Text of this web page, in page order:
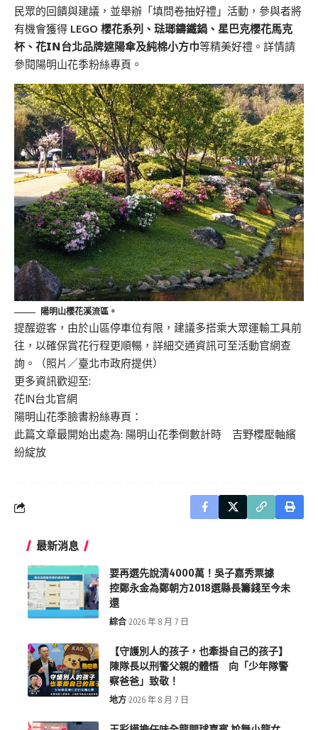
民眾的回饋與建議，並舉辦「填問卷抽好禮」活動，參與者將
有機會獲得 LEGO 櫻花系列、琺瑯鑄鐵鍋、星巴克櫻花馬克
杯、花𝗜𝗡台北品牌遮陽傘及純棉小方巾等精美好禮。詳情請
參閱陽明山花季粉絲專頁。
陽明山櫻花溪流區。
提醒遊客，由於山區停車位有限，建議多搭乘大眾運輸工具前
往，以確保賞花行程更順暢，詳細交通資訊可至活動官網查
詢。（照片／臺北市政府提供）
更多資訊歡迎至:
花IN台北官網
陽明山花季臉書粉絲專頁：
此篇文章最開始出處為: 陽明山花季倒數計時 吉野櫻壓軸繽
紛綻放
最新消息
要再選先說清4000萬！吳子嘉秀票據
控鄭永金為鄭朝方2018選縣長籌錢至今未
還
綜合 2026 年 8 月 7 日
【守護別人的孩子，也牽掛自己的孩子】
陳隊長以刑警父親的體悟 向「少年隊警
察爸爸」致敬！
地方 2026 年 8 月 7 日